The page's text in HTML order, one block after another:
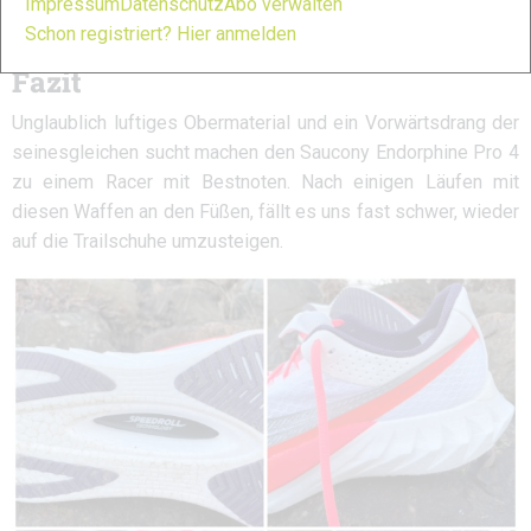
zur Marathondistanz ist alles möglich.
Fazit
Unglaublich luftiges Obermaterial und ein Vorwärtsdrang der
seinesgleichen sucht machen den Saucony Endorphine Pro 4
zu einem Racer mit Bestnoten. Nach einigen Läufen mit
diesen Waffen an den Füßen, fällt es uns fast schwer, wieder
auf die Trailschuhe umzusteigen.
Schon registriert? Hier anmelden